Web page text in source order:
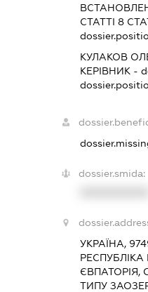
СТАТТІ 8
КУЛАКОВ
КЕРІВНИК -
dossier.smida:
УКРАЇНА,
РЕСПУБЛІКА
ЄВПАТОРІЯ,
ТИПУ